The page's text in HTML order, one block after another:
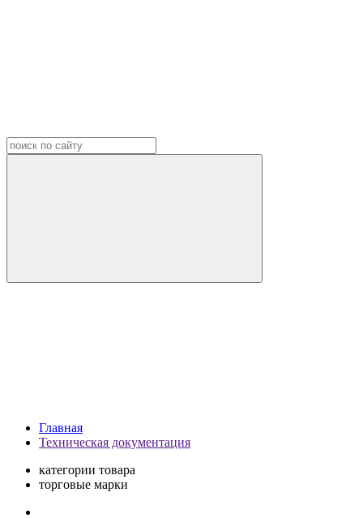
Главная
Техническая документация
категории товара
торговые марки